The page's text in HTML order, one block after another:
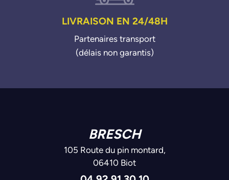
LIVRAISON EN 24/48H
Partenaires transport
(délais non garantis)
BRESCH
105 Route du pin montard,
06410 Biot